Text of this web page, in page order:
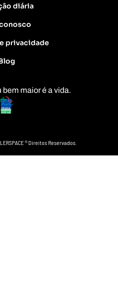
diária
privacidade
maior é a vida.
® Direitos Reservados.